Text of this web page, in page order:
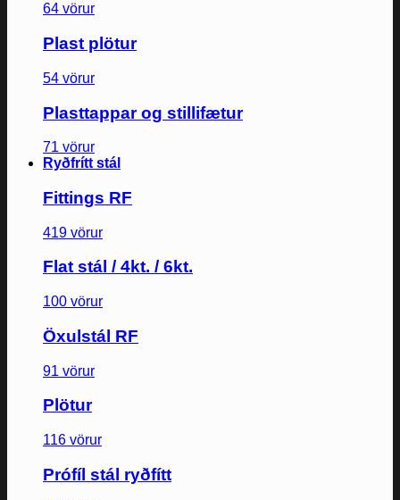
64 vörur
Plast plötur
54 vörur
Plasttappar og stillifætur
71 vörur
Ryðfrítt stál
Fittings RF
419 vörur
Flat stál / 4kt. / 6kt.
100 vörur
Öxulstál RF
91 vörur
Plötur
116 vörur
Prófíl stál ryðfítt